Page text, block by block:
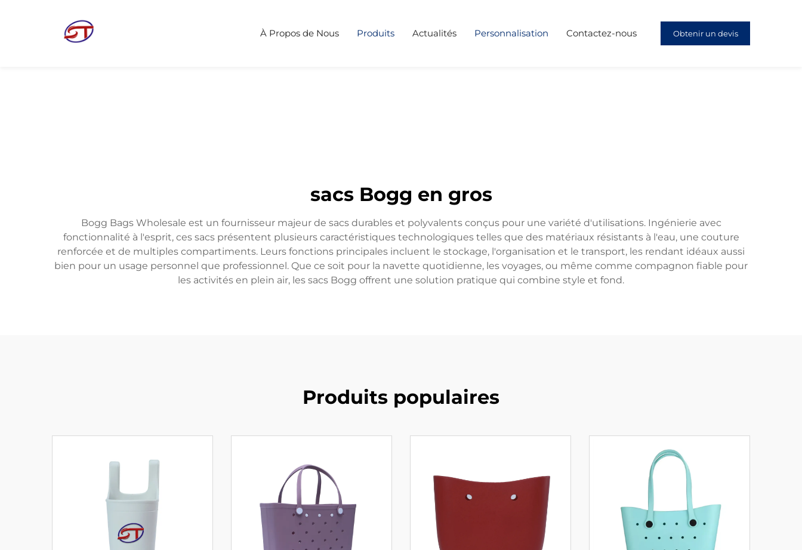
À Propos de Nous Produits Actualités Personnalisation Contactez-nous Obtenir un devis
sacs Bogg en gros
Bogg Bags Wholesale est un fournisseur majeur de sacs durables et polyvalents conçus pour une variété d'utilisations. Ingénierie avec
fonctionnalité à l'esprit, ces sacs présentent plusieurs caractéristiques technologiques telles que des matériaux résistants à l'eau, une couture
renforcée et de multiples compartiments. Leurs fonctions principales incluent le stockage, l'organisation et le transport, les rendant idéaux aussi
bien pour un usage personnel que professionnel. Que ce soit pour la navette quotidienne, les voyages, ou même comme compagnon fiable pour
les activités en plein air, les sacs Bogg offrent une solution pratique qui combine style et fond.
Produits populaires